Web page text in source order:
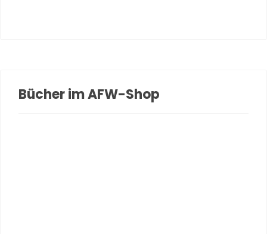
Bücher im AFW-Shop